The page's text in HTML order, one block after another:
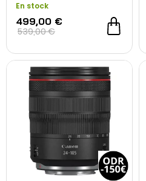
En stock
499,00 €
539,00 €